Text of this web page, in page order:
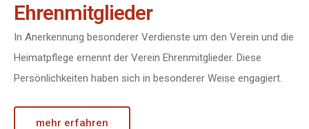
Ehrenmitglieder
In Anerkennung besonderer Verdienste um den Verein und die
Heimatpflege ernennt der Verein Ehrenmitglieder. Diese
Persönlichkeiten haben sich in besonderer Weise engagiert.
mehr erfahren